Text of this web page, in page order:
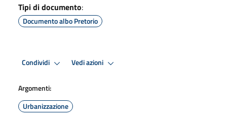
Tipi di documento:
Documento albo Pretorio
Condividi Vedi azioni
Argomenti:
Urbanizzazione